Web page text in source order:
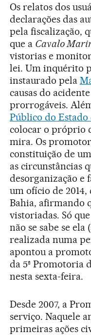
Os relatos dos
declarações das
pela fiscalização,
que a Cavalo
vistorias e
lei. Um inquérito
instaurado pela
causas do
prorrogáveis.
Público do Estado
colocar o próprio
mira. Os
constituição de
as circunstâncias
desorganização e
um ofício de
Bahia, afirmando
vistoriadas. Só
não se sabe se
realizada numa
apontou a
da 5ª Promotoria
nesta sexta-feira.
Desde 2007, a
serviço. Naquele
primeiras ações